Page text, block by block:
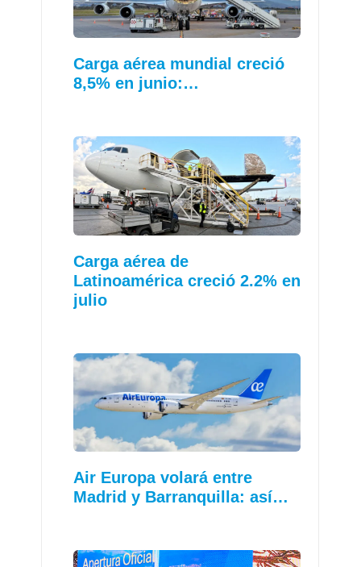
Carga aérea mundial creció
8,5% en junio:…
Carga aérea de
Latinoamérica creció 2.2% en
julio
Air Europa volará entre
Madrid y Barranquilla: así…